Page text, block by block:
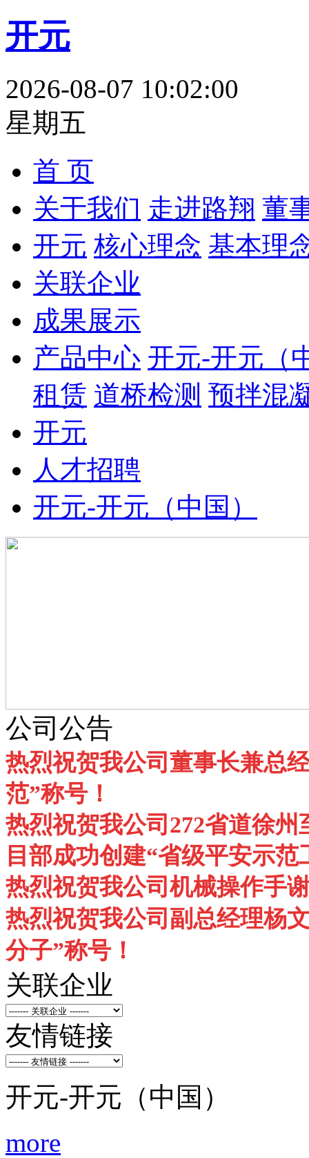
开元
2026-08-07 10:02:01
星期五
首 页
关于我们 走进路翔 董
开元 核心理念 基本理
关联企业
成果展示
产品中心 开元-开元（
租赁 道桥检测 预拌混
开元
人才招聘
开元-开元（中国）
公司公告
热烈祝贺我公司董事长兼总
范”称号！
热烈祝贺我公司272省道徐
目部成功创建“省级平安示范
热烈祝贺我公司机械操作手
热烈祝贺我公司副总经理杨
分子”称号！
关联企业
友情链接
开元-开元（中国）
more